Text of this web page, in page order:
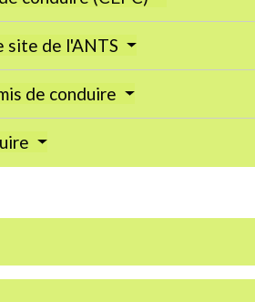
site de l'ANTS
de conduire